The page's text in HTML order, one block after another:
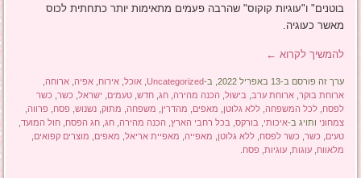
בוטנים" ו"עוגיות קוקוס" שהרבה פעמים מתאימות יותר כתחתית לכוס
מאשר כעוגיה.
להמשיך לקרוא ←
ערך זה פורסם ב-13 באפריל 2022, ב- Uncategorized
,אוכל ,אירוח ,אפיה ,ארוחה
ארוחת בוקר ,ארוחת ערב בישול הכנה מהירה ,חג ,חדש ,טעמים ישראל כשר כשר
לפסח ,לכל המשפחה ,ללא גלוטן מאפים מהדרין משפחה מתוק ,נשנוש פסח פרווה
צמחוני ותויג ב-איכותי בורקס בכל רחבי הארץ הכנה מהירה ,חג ,חג הפסח ,חול המועד
טעים
כשר כשר לפסח ,ללא גלוטן מאפייה מאפיית אריאל מאפים מוצרים קפואים
מלאווח ,עוגות ,עוגיות פסח